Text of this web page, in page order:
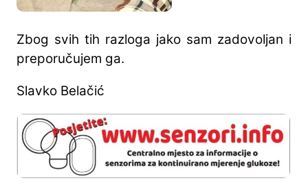
Zbog svih tih razloga jako sam zadovoljan i
preporučujem ga.
Slavko Belačić